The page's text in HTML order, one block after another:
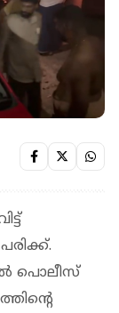
പൊലീസ്